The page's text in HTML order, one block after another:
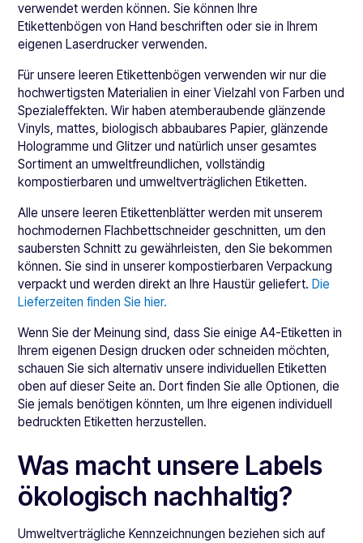
verwendet werden können. Sie können Ihre
Etikettenbögen von Hand beschriften oder sie in Ihrem
eigenen Laserdrucker verwenden.
Für unsere leeren Etikettenbögen verwenden wir nur die
hochwertigsten Materialien in einer Vielzahl von Farben und
Spezialeffekten. Wir haben atemberaubende glänzende
Vinyls, mattes, biologisch abbaubares Papier, glänzende
Hologramme und Glitzer und natürlich unser gesamtes
Sortiment an umweltfreundlichen, vollständig
kompostierbaren und umweltverträglichen Etiketten.
Alle unsere leeren Etikettenblätter werden mit unserem
hochmodernen Flachbettschneider geschnitten, um den
saubersten Schnitt zu gewährleisten, den Sie bekommen
können. Sie sind in unserer kompostierbaren Verpackung
verpackt und werden direkt an Ihre Haustür geliefert.Die
Lieferzeiten finden Sie hier.
Wenn Sie der Meinung sind, dass Sie einige A4-Etiketten in
Ihrem eigenen Design drucken oder schneiden möchten,
schauen Sie sich alternativ unsere individuellen Etiketten
oben auf dieser Seite an. Dort finden Sie alle Optionen, die
Sie jemals benötigen könnten, um Ihre eigenen individuell
bedruckten Etiketten herzustellen.
Was macht unsere Labels
ökologisch nachhaltig?
Umweltverträgliche Kennzeichnungen beziehen sich auf